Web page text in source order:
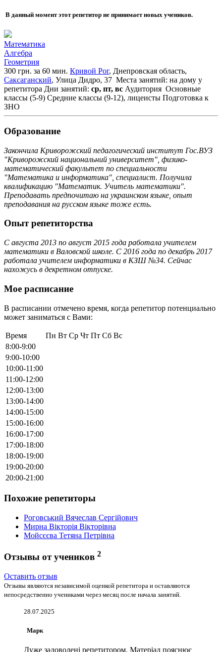
В данный момент этот репетитор не принимает новых учеников.
Математика
Алгебра
Геометрия
300 грн. за 60 мин. Кривой Рог, Днепровская область,
Саксаганский, Улица Дидро, 37 Места занятий: на дому у
репетитора Дни занятий: ср, пт, вс Аудитория Основные
классы (5-9) Средние классы (9-12), лицеисты Подготовка к
ЗНО
Образование
Закончила Криворожский педагогический институт Гос.ВУЗ
"Криворожский национальний университет", физико-
математический факультет по специальности
"Математика и информатика", специалист. Получила
квалификацию "Математик. Учитель математики".
Преподавать предпочитаю на украинском языке, опыт
преподавания на русском языке тоже есть.
Опыт репетиторства
С августа 2013 по август 2015 года работала учителем
математики в Валовской школе. С 2016 года по декабрь 2017
работала учителем информатики в КЗШ №34. Сейчас
нахожусь в декретном отпуске.
Мое расписание
В расписании отмечено время, когда репетитор потенциально
может заниматься с Вами:
Время Пн Вт Ср Чт Пт Сб Вс
8:00-9:00
9:00-10:00
10:00-11:00
11:00-12:00
12:00-13:00
13:00-14:00
14:00-15:00
15:00-16:00
16:00-17:00
17:00-18:00
18:00-19:00
19:00-20:00
20:00-21:00
Похожие репетиторы
Роговський Вячеслав Сергійович
Мирна Вікторія Вікторівна
Мойсєєва Тетяна Петрівна
Отзывы от учеников 2
Оставить отзыв
Отзывы являются независимой оценкой репетитора и оставляются
непосредственно учениками через месяц после начала занятий.
28.07.2025
Марк
Дуже задоволені репетитором. Матеріал пояснює